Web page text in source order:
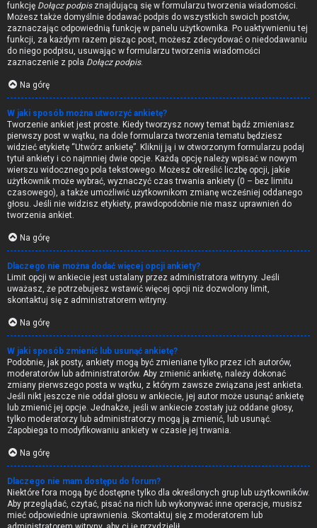
funkcję Dołącz podpisznajdującą się w formularzu tworzenia wiadomości.
Możesz także domyślnie dodawać podpis do wszystkich swoich postów,
zaznaczając odpowiednią funkcję w panelu użytkownika. Po uaktywnieniu tej
funkcji, za każdym razem pisząc post, możesz zdecydować o niedodawaniu
do niego podpisu, usuwając w formularzu tworzenia wiadomości
zaznaczenie z pola Dołącz podpis.
Na górę
W jaki sposób można utworzyć ankietę?
Tworzenie ankiet jest proste. Kiedy tworzysz nowy temat bądź zmieniasz
pierwszy post w wątku, na dole formularza tworzenia tematu będziesz
widzieć etykietę “Utwórz ankietę”. Kliknij ją i w otworzonym formularzu podaj
tytuł ankiety i co najmniej dwie opcje. Każdą opcję należy wpisać w nowym
wierszu widocznego pola tekstowego. Możesz określić liczbę opcji, jakie
użytkownik może wybrać, wyznaczyć czas trwania ankiety (0 – bez limitu
czasowego), a także umożliwić użytkownikom zmianę wcześniej oddanego
głosu. Jeśli nie widzisz etykiety, prawdopodobnie nie masz uprawnień do
tworzenia ankiet.
Na górę
Dlaczego nie można dodać więcej opcji ankiety?
Limit opcji w ankiecie jest ustalany przez administratora witryny. Jeśli
uważasz, że potrzebujesz wstawić więcej opcji niż dozwolony limit,
skontaktuj się z administratorem witryny.
Na górę
W jaki sposób zmienić lub usunąć ankietę?
Podobnie, jak posty, ankiety mogą być zmieniane tylko przez ich autorów,
moderatorów lub administratorów. Aby zmienić ankietę, należy dokonać
zmiany pierwszego posta w wątku, z którym zawsze związana jest ankieta.
Jeśli nikt jeszcze nie oddał głosu w ankiecie, jej autor może usunąć ankietę
lub zmienić jej opcje. Jednakże, jeśli w ankiecie zostały już oddane głosy,
tylko moderatorzy lub administratorzy mogą ją zmienić, lub usunąć.
Zapobiega to modyfikowaniu ankiety w czasie jej trwania.
Na górę
Dlaczego nie mam dostępu do forum?
Niektóre fora mogą być dostępne tylko dla określonych grup lub użytkowników.
Aby przeglądać, czytać, pisać na nich lub wykonywać inne operacje, musisz
mieć odpowiednie uprawnienia. Skontaktuj się z moderatorem lub